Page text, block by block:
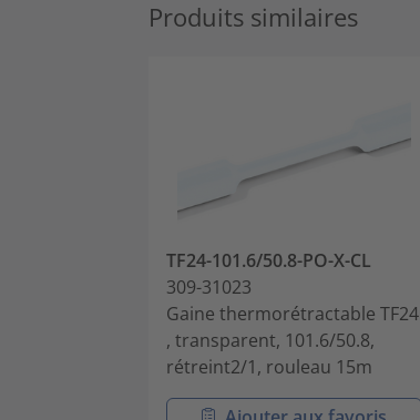
Produits similaires
TF24-101.6/50.8-PO-X-CL
309-31023
Gaine thermorétractable TF24
, transparent, 101.6/50.8,
rétreint2/1, rouleau 15m